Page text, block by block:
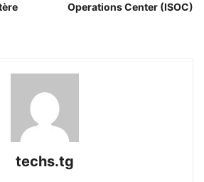
Operations Center (ISOC)
techs.tg